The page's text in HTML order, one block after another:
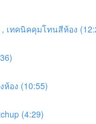
เทคนิคคุมโทนสีห้อง
อง (10:55)
(4:29)